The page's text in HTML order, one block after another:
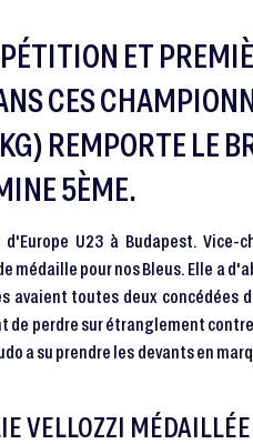
ET
CES
REMPORTE LE
5ÈME.
U23 à Budapest. Vice-
médaille pour nos Bleus. Elle a
avaient toutes deux concédées
de perdre sur étranglement
a su prendre les devants en
VELLOZZI